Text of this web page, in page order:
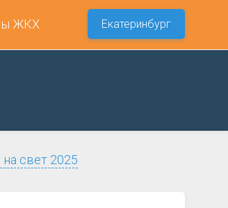
ЖКХ Екатеринбург
свет 2025